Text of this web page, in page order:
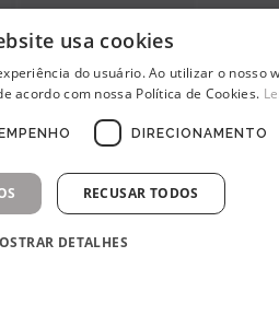
usa cookies
do usuário. Ao utilizar o nosso
acordo com nossa Política de Cookies.
DIRECIONAMENTO
RECUSAR TODOS
DETALHES